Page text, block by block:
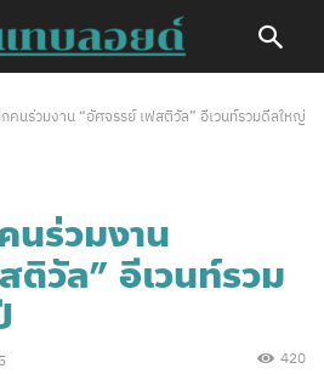
คนร่วมงาน “อัศจรรย์ เฟสติวัล” อีเวนท์รวมดีลใหญ่
ร่วมงาน
ติวัล” อีเวนท์รวม
420